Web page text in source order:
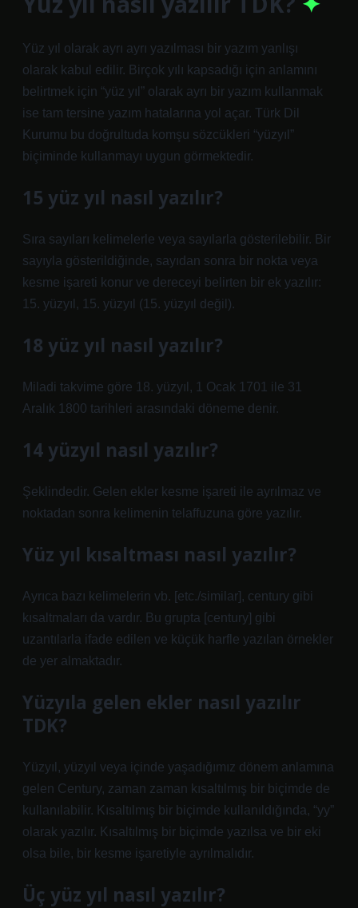
Yüz yıl olarak ayrı ayrı yazılması bir yazım yanlışı
olarak kabul edilir. Birçok yılı kapsadığı için anlamını
belirtmek için “yüz yıl” olarak ayrı bir yazım kullanmak
ise tam tersine yazım hatalarına yol açar. Türk Dil
Kurumu bu doğrultuda komşu sözcükleri “yüzyıl”
biçiminde kullanmayı uygun görmektedir.
15 yüz yıl nasıl yazılır?
Sıra sayıları kelimelerle veya sayılarla gösterilebilir. Bir
sayıyla gösterildiğinde, sayıdan sonra bir nokta veya
kesme işareti konur ve dereceyi belirten bir ek yazılır:
15. yüzyıl, 15. yüzyıl (15. yüzyıl değil).
18 yüz yıl nasıl yazılır?
Miladi takvime göre 18. yüzyıl, 1 Ocak 1701 ile 31
Aralık 1800 tarihleri ​​arasındaki döneme denir.
14 yüzyıl nasıl yazılır?
Şeklindedir. Gelen ekler kesme işareti ile ayrılmaz ve
noktadan sonra kelimenin telaffuzuna göre yazılır.
Yüz yıl kısaltması nasıl yazılır?
Ayrıca bazı kelimelerin vb. [etc./similar], century gibi
kısaltmaları da vardır. Bu grupta [century] gibi
uzantılarla ifade edilen ve küçük harfle yazılan örnekler
de yer almaktadır.
Yüzyıla gelen ekler nasıl yazılır
TDK?
Yüzyıl, yüzyıl veya içinde yaşadığımız dönem anlamına
gelen Century, zaman zaman kısaltılmış bir biçimde de
kullanılabilir. Kısaltılmış bir biçimde kullanıldığında, “yy”
olarak yazılır. Kısaltılmış bir biçimde yazılsa ve bir eki
olsa bile, bir kesme işaretiyle ayrılmalıdır.
Üç yüz yıl nasıl yazılır?